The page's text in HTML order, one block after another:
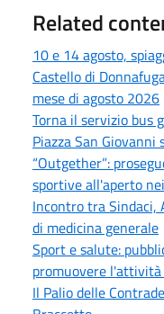
Related
10 e 14 agosto,
Castello di
mese di agosto 2026
Torna il servizio bus
Piazza San
“Outgether”:
sportive all'aperto
Incontro tra Sindaci,
di medicina generale
Sport e salute:
promuovere
Il Palio delle